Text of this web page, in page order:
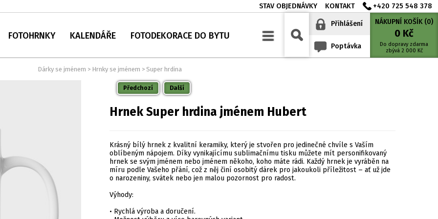
STAV OBJEDNÁVKY KONTAKT
+420 725 548 378
NÁKUPNÍ KOŠÍK (0)
0 Kč
Do dopravy zdarma
zbývá 2 000 Kč
Přihlášení
Poptávka
FOTOHRNKY KALENDÁŘE FOTODEKORACE DO BYTU
Dárky se jménem > Hrnky se jménem > Super hrdina
Předchozí Další
Hrnek Super hrdina jménem Hubert
Krásný bílý hrnek z kvalitní keramiky, který je stvořen pro jedinečné chvíle s Vaším
oblíbeným nápojem. Díky vynikajícímu sublimačnímu tisku můžete mít personifikovaný
hrnek se svým jménem nebo jménem někoho, koho máte rádi. Každý hrnek je vyráběn na
míru podle Vašeho přání, což z něj činí osobitý dárek pro jakoukoli příležitost – ať už jde
o narozeniny, svátek nebo jen malou pozornost pro radost.
Výhody:
• Rychlá výroba a doručení.